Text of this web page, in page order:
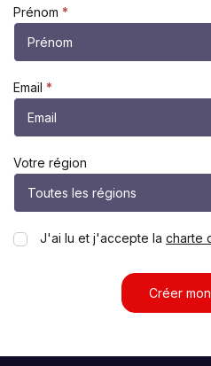
Prénom *
Email *
Votre région
J'ai lu et j'accepte la charte
Créer